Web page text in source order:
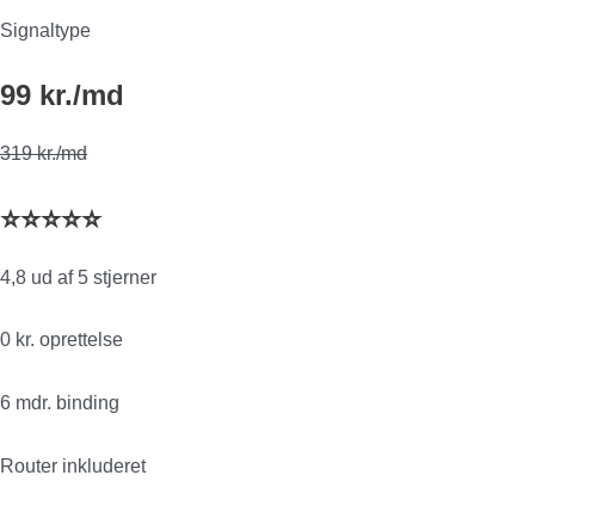
Signaltype
99 kr./md
319 kr./md
⭐⭐⭐⭐⭐
4,8 ud af 5 stjerner
0 kr. oprettelse
6 mdr. binding
Router inkluderet